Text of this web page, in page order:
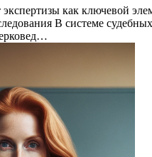
как ключевой
В системе судебных